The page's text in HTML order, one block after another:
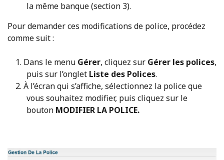
la même banque (section 3).
Pour demander ces modifications de police, procédez
comme suit :
Dans le menu Gérer, cliquez sur Gérer les polices,
puis sur l’onglet Liste des Polices.
À l’écran qui s’affiche, sélectionnez la police que
vous souhaitez modifier, puis cliquez sur le
bouton MODIFIER LA POLICE.